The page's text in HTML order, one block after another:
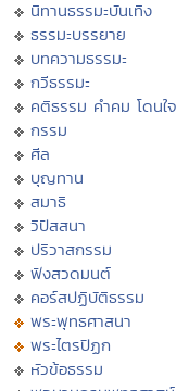
นิทานธรรมะบันเทิง
ธรรมะบรรยาย
บทความธรรมะ
กวีธรรมะ
คติธรรม คำคม โดนใจ
กรรม
ศีล
บุญทาน
สมาธิ
วิปัสสนา
ปริวาสกรรม
ฟังสวดมนต์
คอร์สปฏิบัติธรรม
พระพุทธศาสนา
พระไตรปิฏก
หัวข้อธรรม